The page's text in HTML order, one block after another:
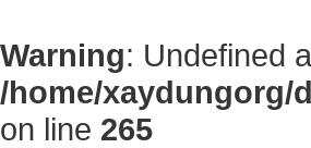
Warning: Undefined
/home/xaydungorg/
on line 265